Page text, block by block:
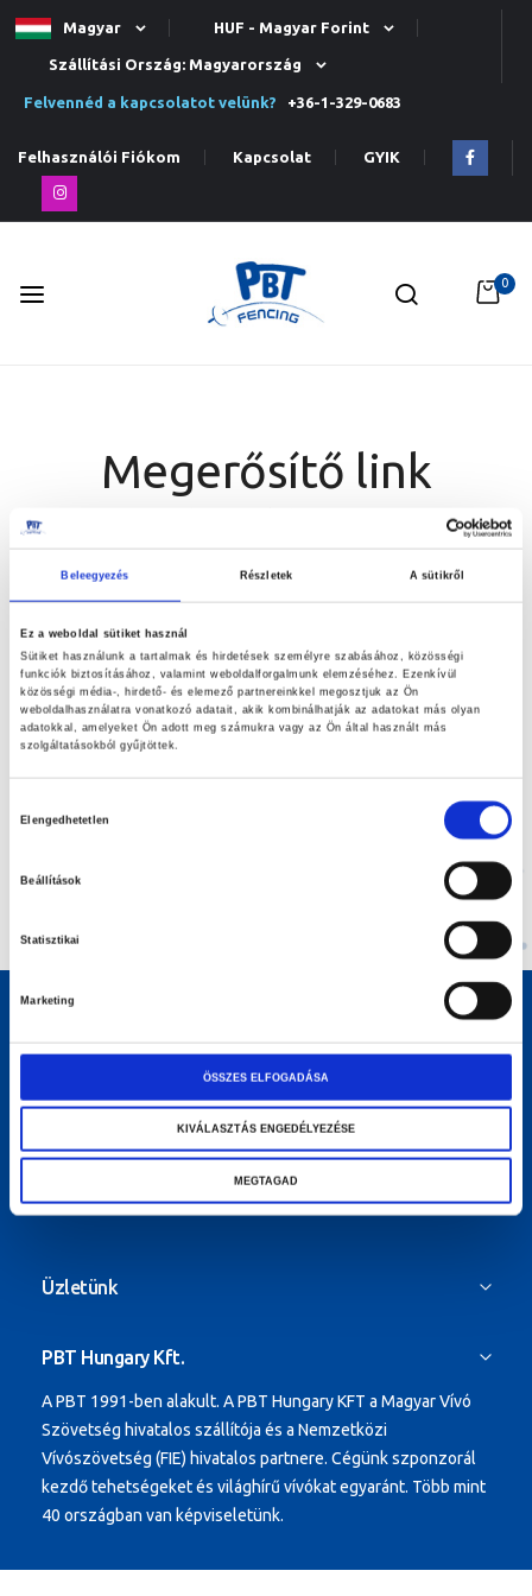
Beleegyezés Részletek A sütikről
Ez a weboldal sütiket használ
Sütiket használunk a tartalmak és hirdetések személyre szabásához, közösségi
funkciók biztosításához, valamint weboldalforgalmunk elemzéséhez. Ezenkívül
közösségi média-, hirdető- és elemező partnereinkkel megosztjuk az Ön
weboldalhasználatra vonatkozó adatait, akik kombinálhatják az adatokat más olyan
adatokkal, amelyeket Ön adott meg számukra vagy az Ön által használt más
szolgáltatásokból gyűjtöttek.
Elengedhetetlen
Beállítások
Statisztikai
Marketing
ÖSSZES ELFOGADÁSA
KIVÁLASZTÁS ENGEDÉLYEZÉSE
MEGTAGAD
Magyar HUF - Magyar Forint
Szállítási Ország: Magyarország
Felvennéd a kapcsolatot velünk? +36-1-329-0683
Felhasználói Fiókom Kapcsolat GYIK
0
Megerősítő link
Kérjük adja meg a regisztrációkor megadott e-mail címét, és
elküldjük Önnek a visszaigazoló linket.
E-mail
Általános Információk
Központi Email:pbtbolt@vivas.hu
Üzletünk
PBT Hungary Kft.
A PBT 1991-ben alakult. A PBT Hungary KFT a Magyar Vívó
Szövetség hivatalos szállítója és a Nemzetközi
Vívószövetség (FIE) hivatalos partnere. Cégünk szponzorál
kezdő tehetségeket és világhírű vívókat egyaránt. Több mint
40 országban van képviseletünk.